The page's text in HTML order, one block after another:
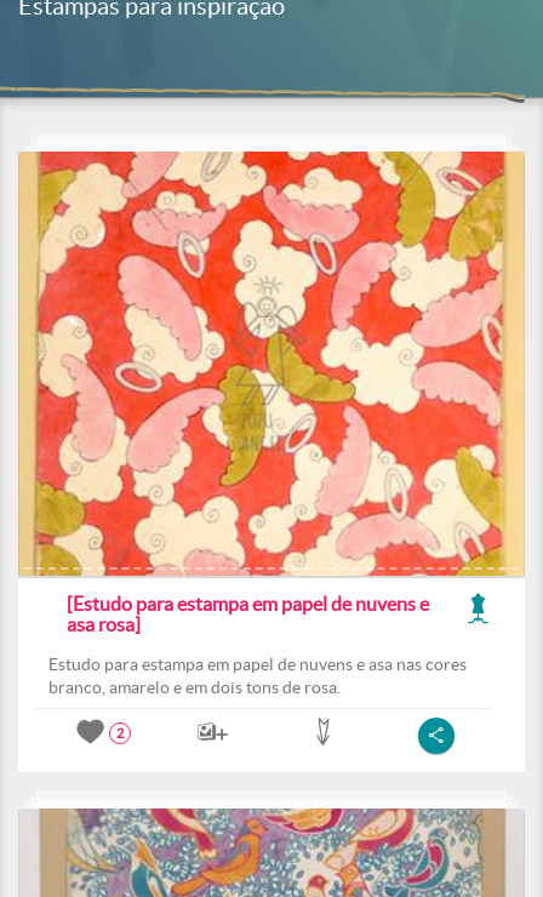
Estampas para inspiração
[Estudo para estampa em papel de nuvens e
asa rosa]
Estudo para estampa em papel de nuvens e asa nas cores
branco, amarelo e em dois tons de rosa.
2